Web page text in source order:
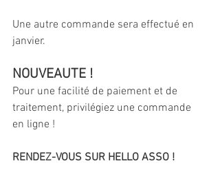
Une autre commande sera effectué en
janvier.
NOUVEAUTE !
Pour une facilité de paiement et de
traitement, privilégiez une commande
en ligne !
RENDEZ-VOUS SUR HELLO ASSO !